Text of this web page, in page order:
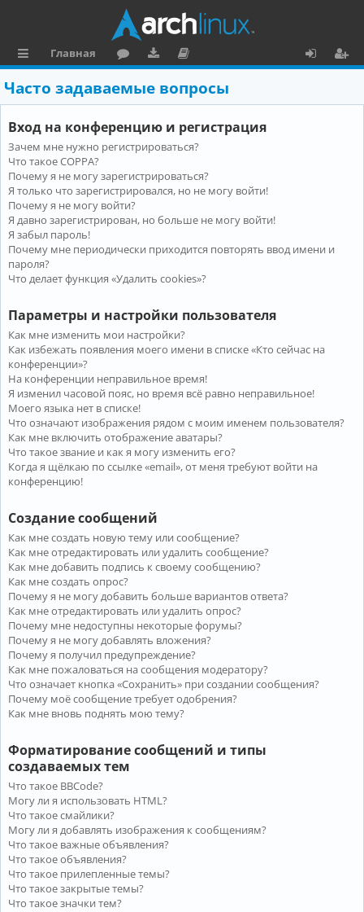
ы
л
к
и
Главная
ру
м
ру
зк
и
ку
м
е
н
та
ц
и
я
о
и
Часто задаваемые вопросы
Вход на конференцию и регистрация
Зачем мне нужно регистрироваться?
Что такое COPPA?
Почему я не могу зарегистрироваться?
Я только что зарегистрировался, но не могу войти!
Почему я не могу войти?
Я давно зарегистрирован, но больше не могу войти!
Я забыл пароль!
Почему мне периодически приходится повторять ввод имени и
пароля?
Что делает функция «Удалить cookies»?
Параметры и настройки пользователя
Как мне изменить мои настройки?
Как избежать появления моего имени в списке «Кто сейчас на
конференции»?
На конференции неправильное время!
Я изменил часовой пояс, но время всё равно неправильное!
Моего языка нет в списке!
Что означают изображения рядом с моим именем пользователя?
Как мне включить отображение аватары?
Что такое звание и как я могу изменить его?
Когда я щёлкаю по ссылке «email», от меня требуют войти на
конференцию!
Создание сообщений
Как мне создать новую тему или сообщение?
Как мне отредактировать или удалить сообщение?
Как мне добавить подпись к своему сообщению?
Как мне создать опрос?
Почему я не могу добавить больше вариантов ответа?
Как мне отредактировать или удалить опрос?
Почему мне недоступны некоторые форумы?
Почему я не могу добавлять вложения?
Почему я получил предупреждение?
Как мне пожаловаться на сообщения модератору?
Что означает кнопка «Сохранить» при создании сообщения?
Почему моё сообщение требует одобрения?
Как мне вновь поднять мою тему?
Форматирование сообщений и типы
создаваемых тем
Что такое BBCode?
Могу ли я использовать HTML?
Что такое смайлики?
Могу ли я добавлять изображения к сообщениям?
Что такое важные объявления?
Что такое объявления?
Что такое прилепленные темы?
Что такое закрытые темы?
Что такое значки тем?